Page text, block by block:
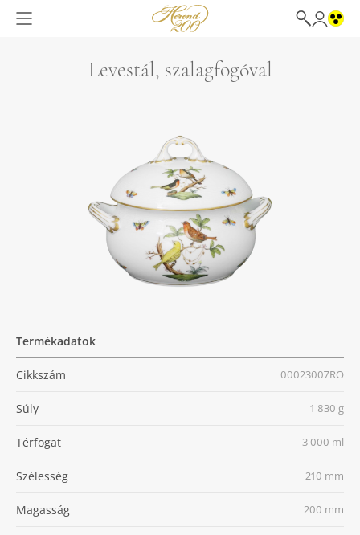
Levestál, szalagfogóval
Termékadatok
Cikkszám 00023007RO
Súly 1 830 g
Térfogat 3 000 ml
Szélesség 210 mm
Magasság 200 mm